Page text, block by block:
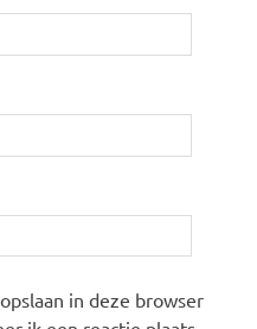
in deze browser